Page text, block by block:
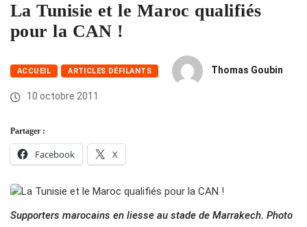
La Tunisie et le Maroc qualifiés
pour la CAN !
ACCUEIL ARTICLES DÉFILANTS Thomas Goubin
10 octobre 2011
Partager :
Facebook X
Supporters marocains en liesse au stade de Marrakech. Photo